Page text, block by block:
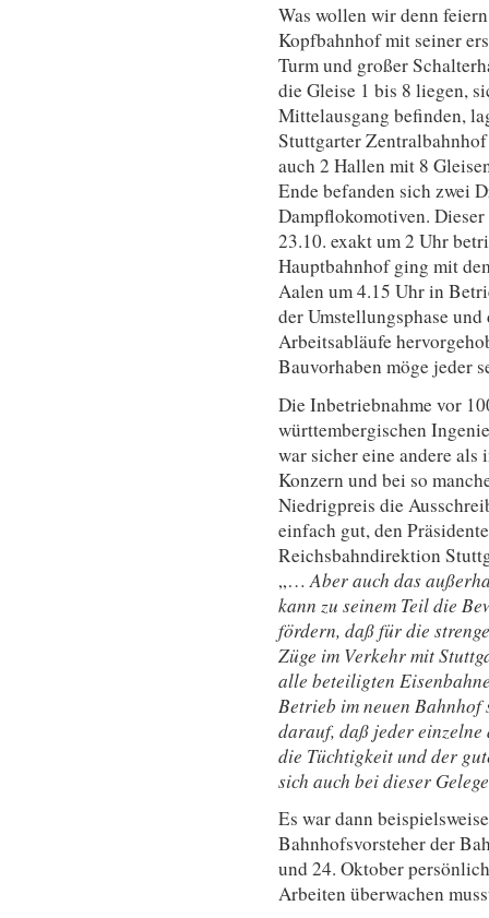
Was wollen wir denn
Kopfbahnhof mit seiner
Turm und großer
die Gleise 1 bis 8 liegen,
Mittelausgang befinden,
Stuttgarter
auch 2 Hallen mit 8
Ende befanden sich zwei
Dampflokomotiven.
23.10. exakt um 2 Uhr
Hauptbahnhof ging mit
Aalen um 4.15 Uhr in
der Umstellungsphase
Arbeitsabläufe
Bauvorhaben möge jeder
Die Inbetriebnahme vor
württembergischen
war sicher eine andere
Konzern und bei so
Niedrigpreis die
einfach gut, den
Reichsbahndirektion
„… Aber auch das
kann zu seinem Teil die
fördern, daß für die
Züge im Verkehr mit
alle beteiligten
Betrieb im neuen
darauf, daß jeder einzelne
die Tüchtigkeit und der
sich auch bei dieser
Es war dann
Bahnhofsvorsteher der
und 24. Oktober
Arbeiten überwachen